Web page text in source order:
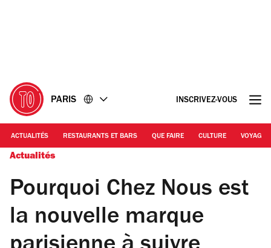
PARIS INSCRIVEZ-VOUS
ACTUALITÉS RESTAURANTS ET BARS QUE FAIRE CULTURE VOYAGE
Actualités
Pourquoi Chez Nous est
la nouvelle marque